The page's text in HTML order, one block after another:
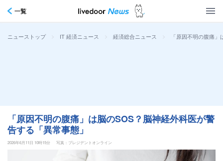
一覧
ニューストップ > IT 経済ニュース > 経済総合ニュース > 「原因不明の腹痛
「原因不明の腹痛」は脳のSOS？脳神経外科医が警
告する「異常事態」
2026年6月11日 10時15分 写真：プレジデントオンライン